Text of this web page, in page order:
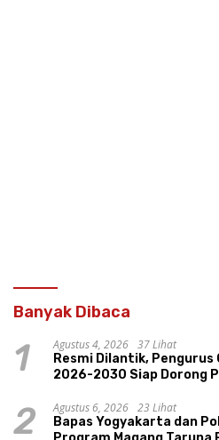
Banyak Dibaca
1 Agustus 4, 2026 37 Lihat
Resmi Dilantik, Pengurus
2026-2030 Siap Dorong
2 Agustus 6, 2026 23 Lihat
Bapas Yogyakarta dan